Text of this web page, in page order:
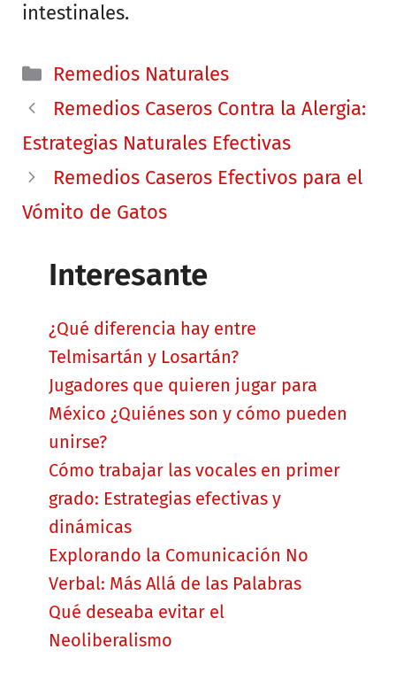
intestinales.
Categorías
Remedios Naturales
Remedios Caseros Contra la Alergia:
Estrategias Naturales Efectivas
Remedios Caseros Efectivos para el
Vómito de Gatos
Interesante
¿Qué diferencia hay entre
Telmisartán y Losartán?
Jugadores que quieren jugar para
México ¿Quiénes son y cómo pueden
unirse?
Cómo trabajar las vocales en primer
grado: Estrategias efectivas y
dinámicas
Explorando la Comunicación No
Verbal: Más Allá de las Palabras
Qué deseaba evitar el
Neoliberalismo